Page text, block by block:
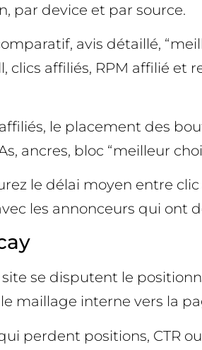
par device et par source.
avis détaillé,
affiliés, RPM affilié et
le placement des
ancres, bloc “meilleur
le délai moyen entre
les annonceurs qui ont
se disputent le
maillage interne vers la
perdent positions, CTR